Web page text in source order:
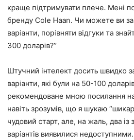
краще підтримувати плече. Мені
бренду Cole Haan. Чи можете ви
варіанти, порівняти відгуки та
300 доларів?”
Штучний інтелект досить швидко
варіанти, які були на 50-100
рекомендоване мною посилання
навіть зрозумів, що я шукаю
чудовий старт, але, на жаль, два із
варіантів виявилися недоступними.